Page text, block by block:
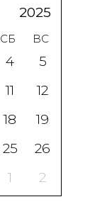
2025
12
5
ВС
СБ
11
19
18
26
25
1
4
2